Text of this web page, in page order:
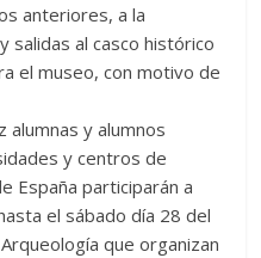
anteriores, a la
salidas al casco histórico
el museo, con motivo de
y alumnos
y centros de
España participarán a
el sábado día 28 del
que organizan